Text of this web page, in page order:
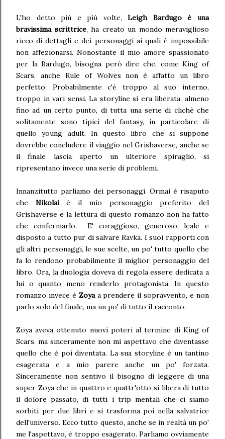
L'ho detto più e più volte,Leigh Bardugo è una
bravissima scrittrice, ha creato un mondo meraviglioso
ricco di dettagli e dei personaggi ai quali è impossibile
non affezionarsi. Nonostante il mio amore spassionato
per la Bardugo, bisogna però dire che, come King of
Scars, anche Rule of Wolves non è affatto un libro
perfetto. Probabilmente c'è troppo al suo interno,
troppo in vari sensi. La storyline si era liberata, almeno
fino ad un certo punto, di tutta una serie di clichè che
solitamente sono tipici del fantasy, in particolare di
quello young adult. In questo libro che si suppone
dovrebbe concludere il viaggio nel Grishaverse, anche se
il finale lascia aperto un ulteriore spiraglio, si
ripresentano invece una serie di problemi.
Innanzitutto parliamo dei personaggi. Ormai è risaputo
che Nikolaiè il mio personaggio preferito del
Grishaverse e la lettura di questo romanzo non ha fatto
che confermarlo. E' coraggioso, generoso, leale e
disposto a tutto pur di salvare Ravka. I suoi rapporti con
gli altri personaggi, le sue scelte, un po' tutto quello che
fa lo rendono probabilmente il miglior personaggio del
libro. Ora, la duologia doveva di regola essere dedicata a
lui o quanto meno renderlo protagonista. In questo
romanzo invece è Zoya a prendere il sopravvento, e non
parlo solo del finale, ma un po' di tutto il racconto.
Zoya aveva ottenuto nuovi poteri al termine di King of
Scars, ma sinceramente non mi aspettavo che diventasse
quello che è poi diventata. La sua storyline è un tantino
esagerata e a mio parere anche un po' forzata.
Sinceramente non sentivo il bisogno di leggere di una
super Zoya che in quattro e quattr'otto si libera di tutto
il dolore passato, di tutti i trip mentali che ci siamo
sorbiti per due libri e si trasforma poi nella salvatrice
dell'universo. Ecco tutto questo, anche se in realtà un po'
me l'aspettavo, è troppo esagerato. Parliamo ovviamente